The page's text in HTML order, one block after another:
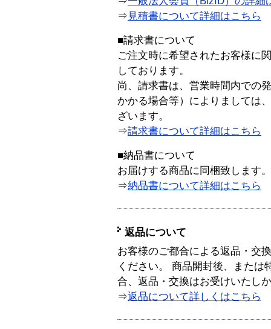
⇒ 見積書について詳細はこちら
■請求書について
ご注文時に希望されたお客様に
しております。
尚、請求書は、営業時間内での
かかる場合等）によりましては
ざいます。
⇒請求書について詳細はこちら
■納品書について
お届けする商品に同梱致します。
⇒納品書について詳細はこちら
返品について
お客様のご都合による返品・交
ください。 商品開封後、または
合、返品・交換はお受けいたし
⇒返品について詳しくはこちら